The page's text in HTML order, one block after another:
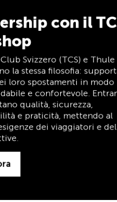
Thule
le
modo
Entrambi
al
e delle
per i soci TCS.
ora